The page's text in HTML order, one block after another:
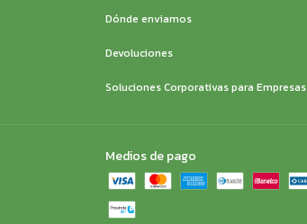
Dónde enviamos
Devoluciones
Soluciones Corporativas para Empresas
Medios de pago